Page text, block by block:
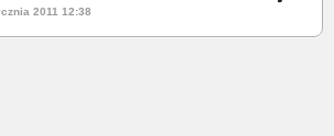
2011 12:38